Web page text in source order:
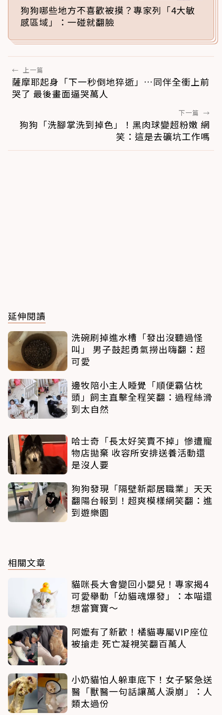
狗狗哪些地方不喜歡被摸？專家列「4大敏
感區域」：一碰就翻臉
← 上一篇
薩摩耶起身「下一秒倒地猝逝」…同伴全衝上前
哭了 最後畫面逼哭萬人
下一篇 →
狗狗「洗腳掌洗到掉色」！黑肉球變超粉嫩 網
笑：這是去礦坑工作嗎
延伸閱讀
洗碗刷掉進水槽「發出沒聽過怪
叫」 男子鼓起勇氣撈出嗨翻：超
可愛
邊牧陪小主人睡覺「順便霸佔枕
頭」飼主直擊全程笑翻：過程絲滑
到太自然
哈士奇「長太好笑賣不掉」慘遭寵
物店拋棄 收容所安排送養活動還
是沒人要
狗狗發現「隔壁新鄰居職業」天天
翻陽台報到！超爽模樣網笑翻：進
到遊樂園
相關文章
貓咪長大會變回小嬰兒！專家揭4
可愛舉動「幼貓魂爆發」：本喵還
想當寶寶～
阿嬤有了新歡！橘貓專屬VIP座位
被搶走 死亡凝視笑翻百萬人
小奶貓怕人躲車底下！女子緊急送
醫「獸醫一句話讓萬人淚崩」：人
類太過份